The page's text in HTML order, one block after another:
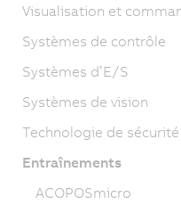
Visualisation et
Systèmes de contrôle
Systèmes d’E/S
Systèmes de vision
Technologie de sécurité
Entraînements
ACOPOSmicro